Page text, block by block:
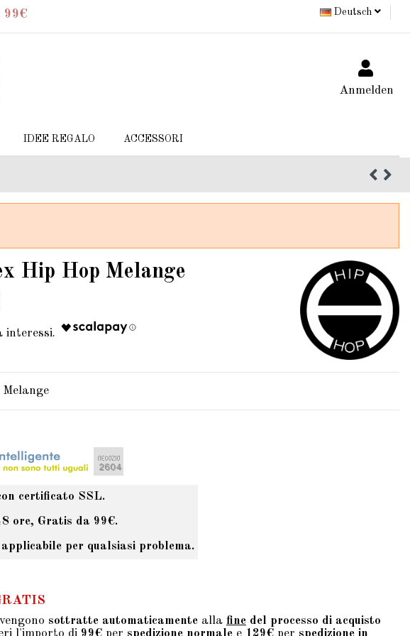
99€ Deutsch
Anmelden
IDEE REGALO ACCESSORI
Hip Hop Melange
certificato SSL.
ore, Gratis da 99€.
per qualsiasi problema.
vengono sottratte automaticamente alla fine del processo di acquisto
l'importo di 99€ per spedizione normale e 129€ per spedizione in